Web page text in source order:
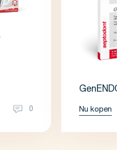
0 Nu kopen